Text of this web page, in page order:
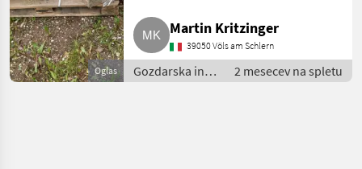
Oglas
Martin Kritzinger
39050 Völs am Schlern
Gozdarska in
lesarska
2 mesecev na spletu